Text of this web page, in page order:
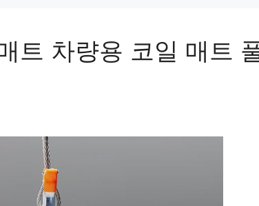
트 차량용 코일 매트